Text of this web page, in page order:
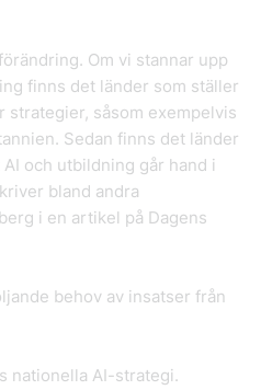
Om vi stannar upp
finns det länder som ställer
strategier, såsom exempelvis
Sedan finns det länder
och utbildning går hand i
bland andra
i en artikel på Dagens
behov av insatser från
nationella AI-strategi.